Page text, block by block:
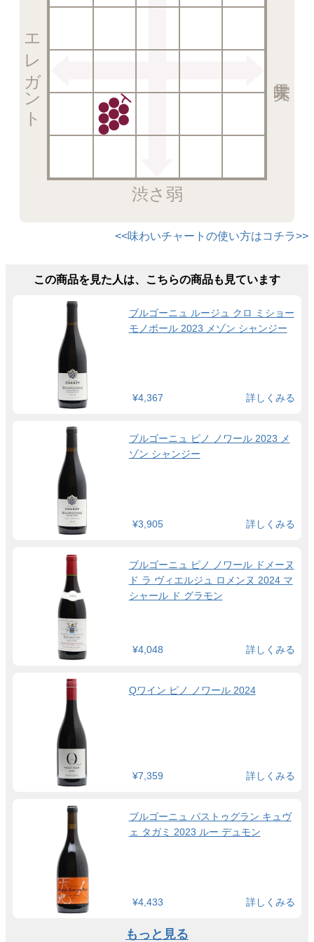
渋さ弱
エレガント
<<味わいチャートの使い方はコチラ>>
この商品を見た人は、こちらの商品も見ています
ブルゴーニュ ルージュ クロ ミショー
モノポール 2023 メゾン シャンジー
¥4,367 詳しくみる
ブルゴーニュ ピノ ノワール 2023 メ
ゾン シャンジー
¥3,905 詳しくみる
ブルゴーニュ ピノ ノワール ドメーヌ
ド ラ ヴィエルジュ ロメンヌ 2024 マ
シャール ド グラモン
¥4,048 詳しくみる
Qワイン ピノ ノワール 2024
¥7,359 詳しくみる
ブルゴーニュ パストゥグラン キュヴ
ェ タガミ 2023 ルー デュモン
¥4,433 詳しくみる
もっと見る